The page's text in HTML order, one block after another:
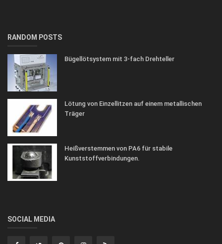
RANDOM POSTS
Bügellötsystem mit 3-fach Drehteller
Lötung von Einzellitzen auf einem metallischen
Träger
Heißverstemmen von PA6 für stabile
Kunststoffverbindungen.
SOCIAL MEDIA